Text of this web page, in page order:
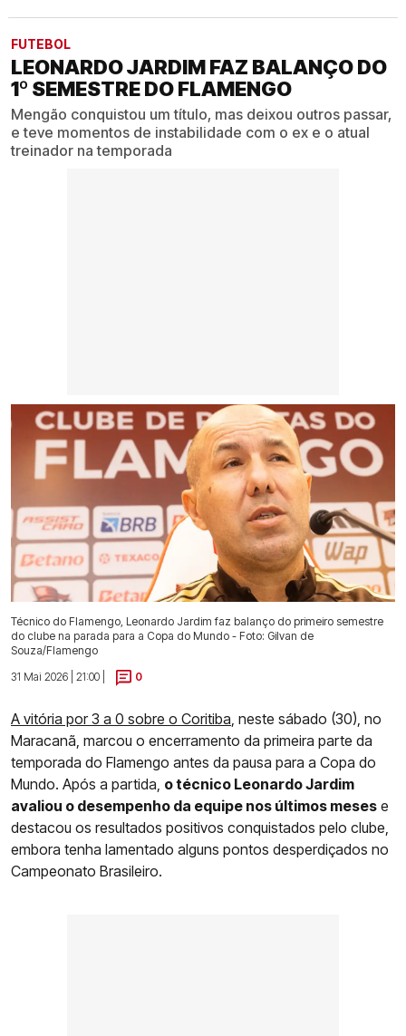
FUTEBOL
LEONARDO JARDIM FAZ BALANÇO DO
1º SEMESTRE DO FLAMENGO
Mengão conquistou um título, mas deixou outros passar,
e teve momentos de instabilidade com o ex e o atual
treinador na temporada
Técnico do Flamengo, Leonardo Jardim faz balanço do primeiro semestre
do clube na parada para a Copa do Mundo - Foto: Gilvan de
Souza/Flamengo
31 Mai 2026 | 21:00 |
0
A vitória por 3 a 0 sobre o Coritiba , neste sábado (30), no
Maracanã, marcou o encerramento da primeira parte da
temporada do Flamengo antes da pausa para a Copa do
Mundo. Após a partida, o técnico Leonardo Jardim
avaliou o desempenho da equipe nos últimos meses e
destacou os resultados positivos conquistados pelo clube,
embora tenha lamentado alguns pontos desperdiçados no
Campeonato Brasileiro.